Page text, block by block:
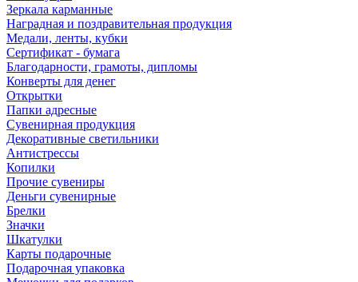
Зеркала карманные
Наградная и поздравительная продукция
Медали, ленты, кубки
Сертификат - бумага
Благодарности, грамоты, дипломы
Конверты для денег
Открытки
Папки адресные
Сувенирная продукция
Декоративные светильники
Антистрессы
Копилки
Прочие сувениры
Деньги сувенирные
Брелки
Значки
Шкатулки
Карты подарочные
Подарочная упаковка